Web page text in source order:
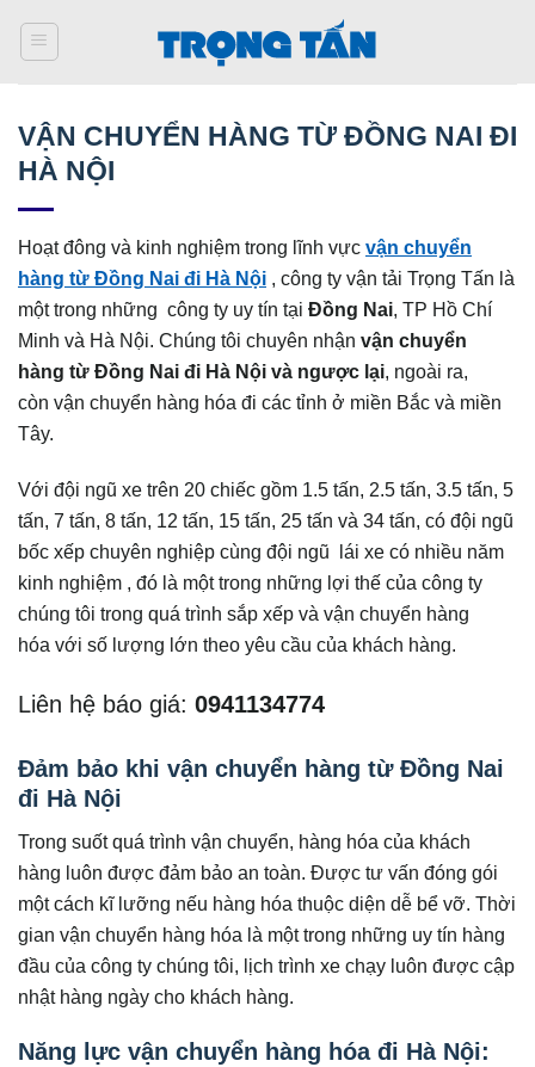
qua
VẬN CHUYỂN HÀNG TỪ ĐỒNG NAI ĐI
HÀ NỘI
Hoạt đông và kinh nghiệm trong lĩnh vực vận chuyển
hàng từ Đồng Nai đi Hà Nội , công ty vận tải Trọng Tấn là
một trong những công ty uy tín tại Đồng Nai, TP Hồ Chí
Minh và Hà Nội. Chúng tôi chuyên nhận vận chuyển
hàng từ Đồng Nai đi Hà Nội và ngược lại, ngoài ra,
còn vận chuyển hàng hóa đi các tỉnh ở miền Bắc và miền
Tây.
Với đội ngũ xe trên 20 chiếc gồm 1.5 tấn, 2.5 tấn, 3.5 tấn, 5
tấn, 7 tấn, 8 tấn, 12 tấn, 15 tấn, 25 tấn và 34 tấn, có đội ngũ
bốc xếp chuyên nghiệp cùng đội ngũ lái xe có nhiều năm
kinh nghiệm , đó là một trong những lợi thế của công ty
chúng tôi trong quá trình sắp xếp và vận chuyển hàng
hóa với số lượng lớn theo yêu cầu của khách hàng.
Liên hệ báo giá: 0941134774
Đảm bảo khi vận chuyển hàng từ Đồng Nai
đi Hà Nội
Trong suốt quá trình vận chuyển, hàng hóa của khách
hàng luôn được đảm bảo an toàn. Được tư vấn đóng gói
một cách kĩ lưỡng nếu hàng hóa thuộc diện dễ bể vỡ. Thời
gian vận chuyển hàng hóa là một trong những uy tín hàng
đầu của công ty chúng tôi, lịch trình xe chạy luôn được cập
nhật hàng ngày cho khách hàng.
Năng lực vận chuyển hàng hóa đi Hà Nội: